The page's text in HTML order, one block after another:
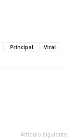
Principal Viral
Artículo siguiente